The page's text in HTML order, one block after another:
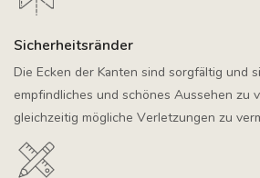
Sicherheitsränder
Die Ecken der Kanten sind sorgfältig und
empfindliches und schönes Aussehen zu
gleichzeitig mögliche Verletzungen zu